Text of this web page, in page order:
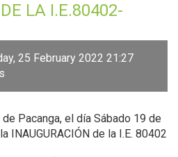
LA I.E.80402-
25 February 2022 21:27
Pacanga, el día Sábado 19 de
INAUGURACIÓN de la I.E. 80402